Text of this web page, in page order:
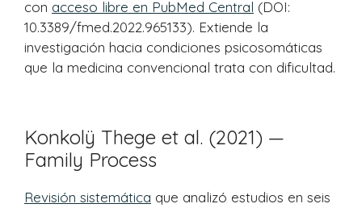
con acceso libre en PubMed Central (DOI:
10.3389/fmed.2022.965133). Extiende la
investigación hacia condiciones psicosomáticas
que la medicina convencional trata con dificultad.
Konkolÿ Thege et al. (2021) —
Family Process
Revisión sistemática que analizó estudios en seis